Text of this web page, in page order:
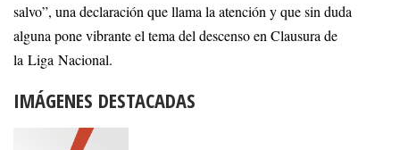
salvo”, una declaración que llama la atención y que sin duda
alguna pone vibrante el tema del descenso en Clausura de
la Liga Nacional.
IMÁGENES DESTACADAS